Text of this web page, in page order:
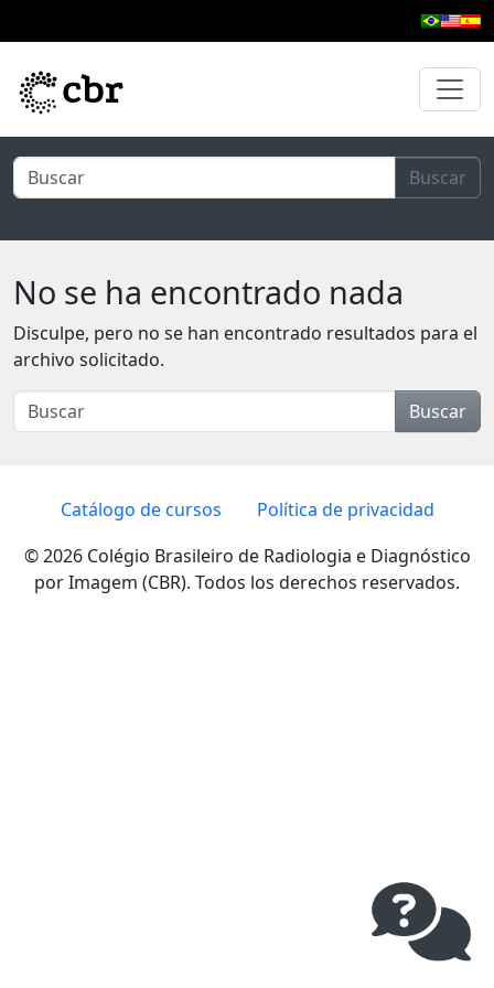
Buscar
No se ha encontrado nada
Disculpe, pero no se han encontrado resultados para el
archivo solicitado.
Buscar
Catálogo de cursos
Política de privacidad
© 2026 Colégio Brasileiro de Radiologia e Diagnóstico
por Imagem (CBR). Todos los derechos reservados.